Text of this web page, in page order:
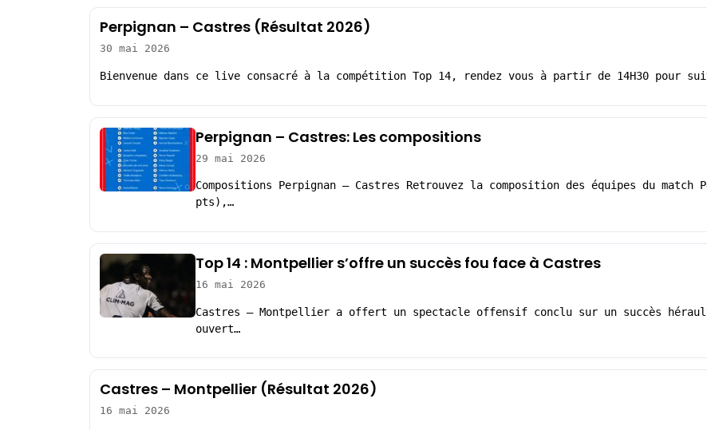
Perpignan – Castres (Résultat 2026)
30 mai 2026
Bienvenue dans ce live consacré à la compétition Top 14, rendez vous à partir de 14H30 pour
Perpignan – Castres: Les compositions
29 mai 2026
Compositions Perpignan – Castres Retrouvez la composition des équipes du
pts),…
Top 14 : Montpellier s’offre un succès fou face à Castres
16 mai 2026
Castres – Montpellier a offert un spectacle offensif conclu sur un succès
ouvert…
Castres – Montpellier (Résultat 2026)
16 mai 2026